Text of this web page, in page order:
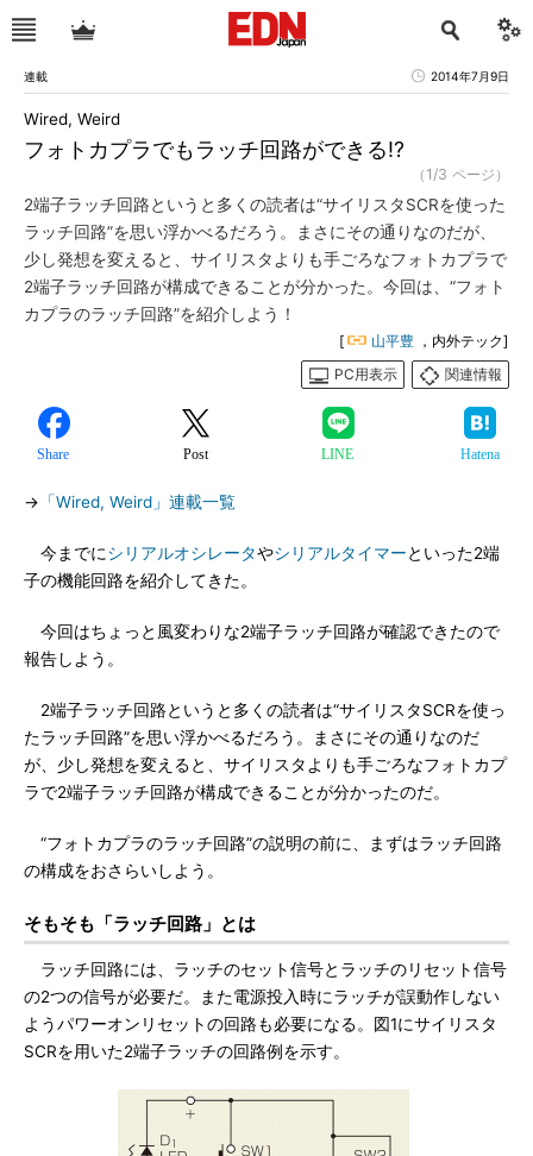
連載 2014年7月9日
フォトカプラでもラッチ回路ができる!?
Wired, Weird
（1/3 ページ）
2端子ラッチ回路というと多くの読者は“サイリスタSCRを使った
ラッチ回路”を思い浮かべるだろう。まさにその通りなのだが、
少し発想を変えると、サイリスタよりも手ごろなフォトカプラで
2端子ラッチ回路が構成できることが分かった。今回は、“フォト
カプラのラッチ回路”を紹介しよう！
[ 山平豊 ，内外テック]
PC用表示
関連情報
Share Post LINE Hatena
→ 「Wired, Weird」連載一覧
今までにシリアルオシレータやシリアルタイマーといった2端
子の機能回路を紹介してきた。
今回はちょっと風変わりな2端子ラッチ回路が確認できたので
報告しよう。
2端子ラッチ回路というと多くの読者は“サイリスタSCRを使っ
たラッチ回路”を思い浮かべるだろう。まさにその通りなのだ
が、少し発想を変えると、サイリスタよりも手ごろなフォトカプ
ラで2端子ラッチ回路が構成できることが分かったのだ。
“フォトカプラのラッチ回路”の説明の前に、まずはラッチ回路
の構成をおさらいしよう。
そもそも「ラッチ回路」とは
ラッチ回路には、ラッチのセット信号とラッチのリセット信号
の2つの信号が必要だ。また電源投入時にラッチが誤動作しない
ようパワーオンリセットの回路も必要になる。図1にサイリスタ
SCRを用いた2端子ラッチの回路例を示す。